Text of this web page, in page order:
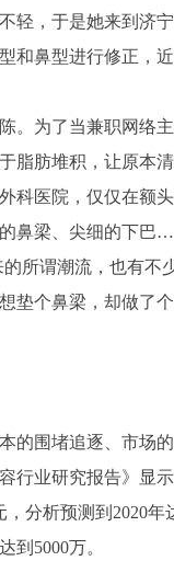
，于是她来到济
和鼻型进行修正，
为了当兼职网络
脂肪堆积，让原本
科医院，仅仅在额
梁、尖细的下巴
所谓潮流，也有不
垫个鼻梁，却做了
围堵追逐、市场
行业研究报告》显
分析预测到2020
到5000万。